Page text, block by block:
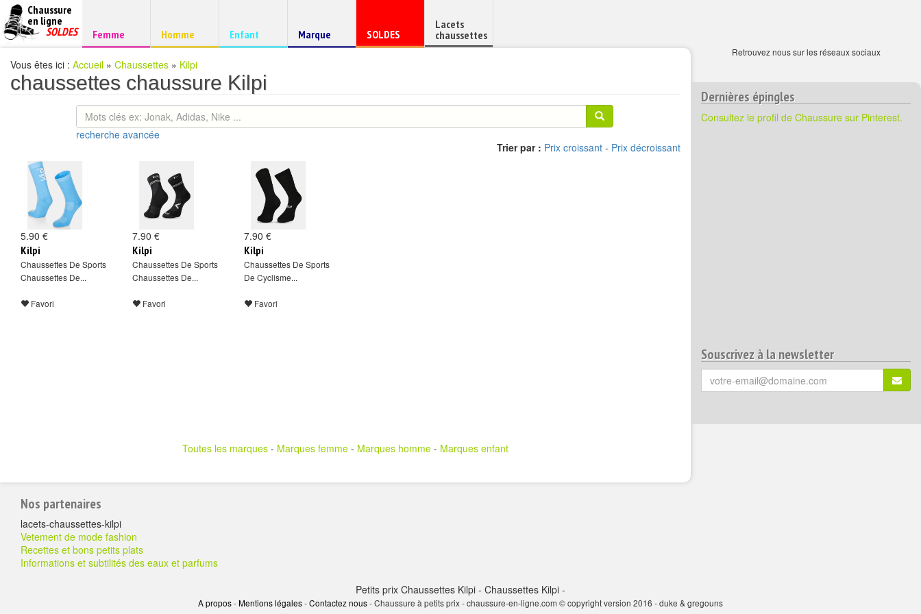
Chaussure
à
prix
Chaussure
en ligne
pas
SOLDES Chaussure
Femme Chaussure
Homme Chaussure
Enfant
Chaussure
de
Marque
Chaussure
en
SOLDES
Lacets
chaussettes
Vous êtes ici : Accueil » Chaussettes » Kilpi
chaussettes chaussure Kilpi
recherche avancée
Trier par : Prix croissant - Prix décroissant
5.90 €
Kilpi
Chaussettes De Sports
Chaussettes De...
Favori
7.90 €
Kilpi
Chaussettes De Sports
Chaussettes De...
Favori
7.90 €
Kilpi
Chaussettes De Sports
De Cyclisme...
Favori
Toutes les marques - Marques femme - Marques homme - Marques enfant
Dernières épingles
Consultez le profil de Chaussure sur Pinterest.
Souscrivez à la newsletter
Votre
email
Retrouvez nous sur les réseaux sociaux
Pour
aller
plus
loin
Nos partenaires
lacets-chaussettes-kilpi
Vetement de mode fashion
Recettes et bons petits plats
Informations et subtilités des eaux et parfums
Petits prix Chaussettes Kilpi - Chaussettes Kilpi -
A propos-Mentions légales-Contactez nous- Chaussure à petits prix - chaussure-en-ligne.com © copyright version 2016 - duke & gregouns